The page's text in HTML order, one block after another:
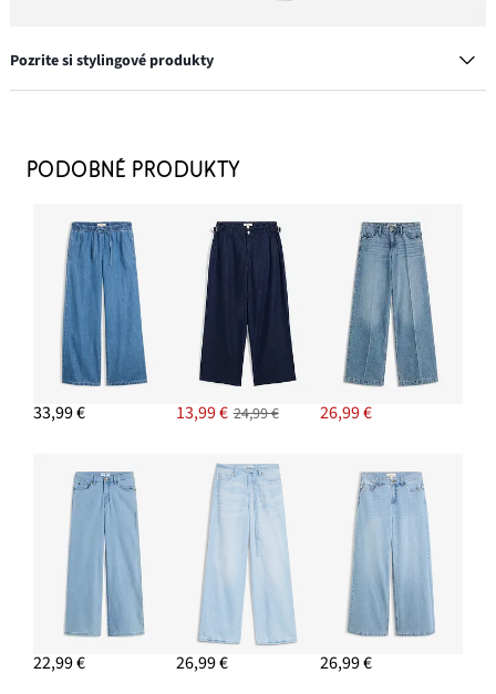
Pozrite si stylingové produkty
19,99 €
Tenisky, retro vzhľad
24,99 €
PRIDAŤ DO KOŠÍKA
Napichovacie náušnice
7,99 €
24,99 €
PRIDAŤ DO KOŠÍKA
PODOBNÉ PRODUKTY
33,99 € 13,99 € 24,99 € 26,99 €
22,99 € 26,99 € 26,99 €